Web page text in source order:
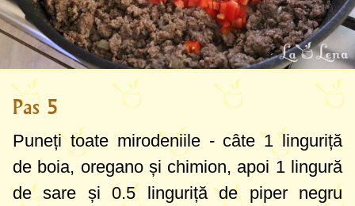
Pas 5
Puneți toate mirodeniile - câte1 linguriță
de boia, oregano și chimion, apoi 1 lingură
de sare și0.5 lingurițăde piper negru